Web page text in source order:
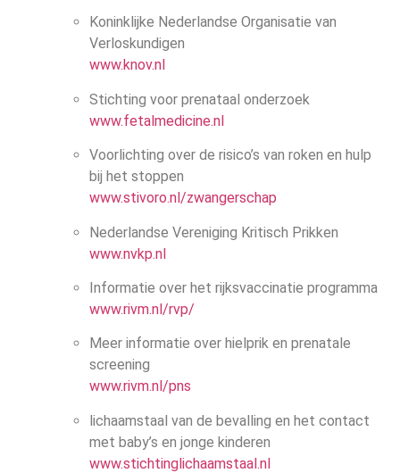
Koninklijke Nederlandse Organisatie van
Verloskundigen
www.knov.nl
Stichting voor prenataal onderzoek
www.fetalmedicine.nl
Voorlichting over de risico’s van roken en hulp
bij het stoppen
www.stivoro.nl/zwangerschap
Nederlandse Vereniging Kritisch Prikken
www.nvkp.nl
Informatie over het rijksvaccinatie programma
www.rivm.nl/rvp/
Meer informatie over hielprik en prenatale
screening
www.rivm.nl/pns
lichaamstaal van de bevalling en het contact
met baby’s en jonge kinderen
www.stichtinglichaamstaal.nl